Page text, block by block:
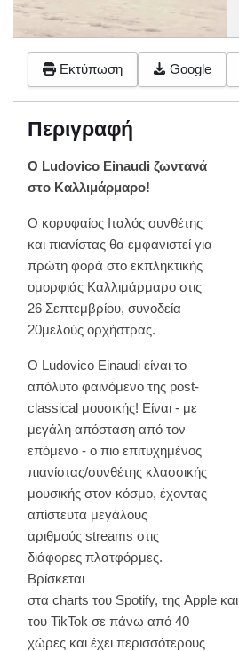
Εκτύπωση Google
Περιγραφή
Ο Ludovico Einaudi ζωντανά
στο Καλλιμάρμαρο!
Ο κορυφαίος Ιταλός συνθέτης
και πιανίστας θα εμφανιστεί για
πρώτη φορά στο εκπληκτικής
ομορφιάς Καλλιμάρμαρο στις
26 Σεπτεμβρίου, συνοδεία
20μελούς ορχήστρας.
Ο Ludovico Einaudi είναι το
απόλυτο φαινόμενο της post-
classical μουσικής! Είναι - με
μεγάλη απόσταση από τον
επόμενο - ο πιο επιτυχημένος
πιανίστας/συνθέτης κλασσικής
μουσικής στον κόσμο, έχοντας
απίστευτα μεγάλους
αριθμούς streams στις
διάφορες πλατφόρμες.
Βρίσκεται
στα charts του Spotify, της Apple και
του TikTok σε πάνω από 40
χώρες και έχει περισσότερους